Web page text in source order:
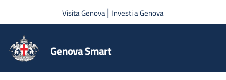
Salta al contenuto principale
Visita Genova| Investi a Genova
Genova Smart